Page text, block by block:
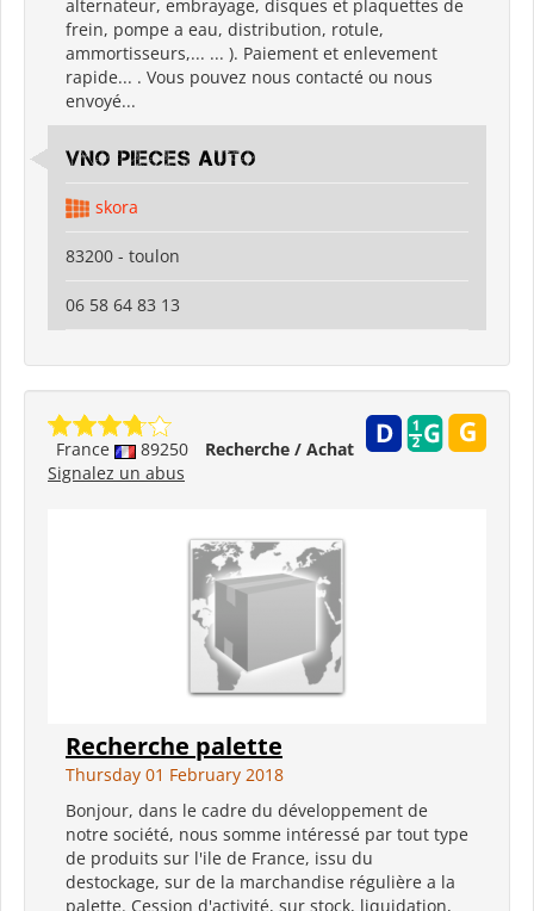
alternateur, embrayage, disques et plaquettes de
frein, pompe a eau, distribution, rotule,
ammortisseurs,... ... ). Paiement et enlevement
rapide... . Vous pouvez nous contacté ou nous
envoyé...
VNO pieces auto
skora
83200 - toulon
06 58 64 83 13
France 89250
Recherche / Achat
Signalez un abus
Recherche palette
Thursday 01 February 2018
Bonjour, dans le cadre du développement de
notre société, nous somme intéressé par tout type
de produits sur l'ile de France, issu du
destockage, sur de la marchandise régulière a la
palette. Cession d'activité, sur stock, liquidation,